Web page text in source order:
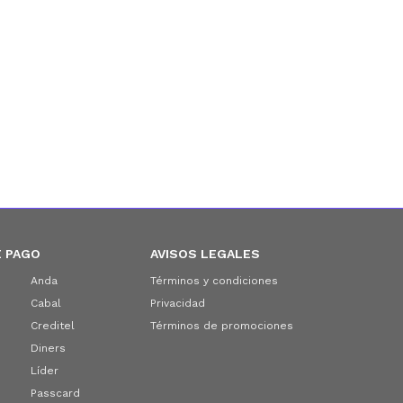
PAGO
Anda
Cabal
Creditel
Diners
Líder
Passcard
AVISOS LEGALES
Términos y condiciones
Privacidad
Términos de promociones